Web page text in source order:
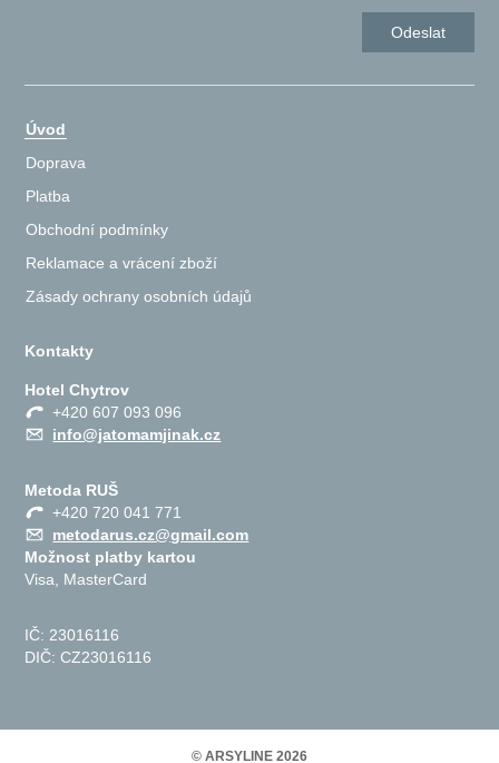
Úvod
Doprava
Platba
Obchodní podmínky
Reklamace a vrácení zboží
Zásady ochrany osobních údajů
Kontakty
Hotel Chytrov
+420 607 093 096
info@jatomamjinak.cz
Metoda RUŠ
+420 720 041 771
metodarus.cz@gmail.com
Možnost platby kartou
Visa, MasterCard
IČ: 23016116
DIČ: CZ23016116
© ARSYLINE 2026